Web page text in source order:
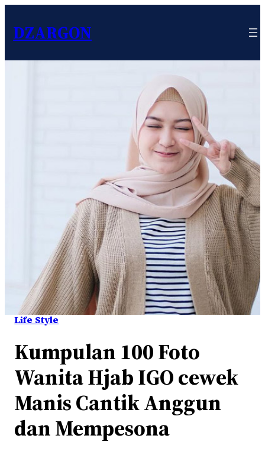
DZARGON
Life Style
Kumpulan 100 Foto
Wanita Hjab IGO cewek
Manis Cantik Anggun
dan Mempesona